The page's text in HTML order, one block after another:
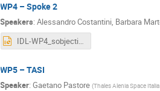
WP4 – Spoke 2
Speakers:Alessandro Costantini, Barbara
IDL-WP4_sobjective_and_activities.pptx
WP5 – TASI
Speaker:Gaetano Pastore (Thales Alenia Space